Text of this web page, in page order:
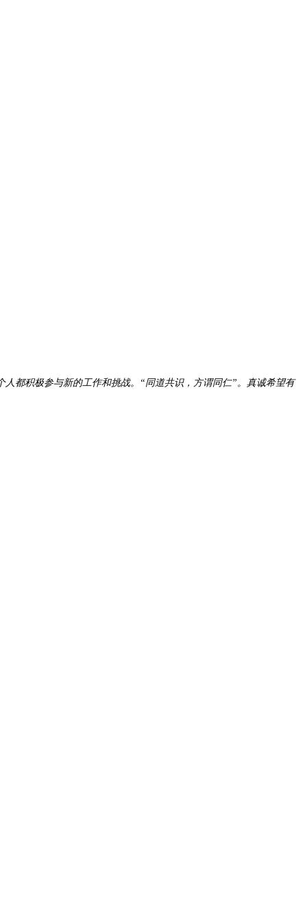
都积极参与新的工作和挑战。“同道共识，方谓同仁”。真诚希望有